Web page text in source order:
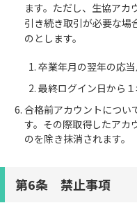
ます。ただし、生協アカ
引き続き取引が必要な場
のとします。
卒業年月の翌年の応
最終ログイン日から
合格前アカウントについ
す。その際取得したアカ
のを除き抹消されます。
第6条 禁止事項